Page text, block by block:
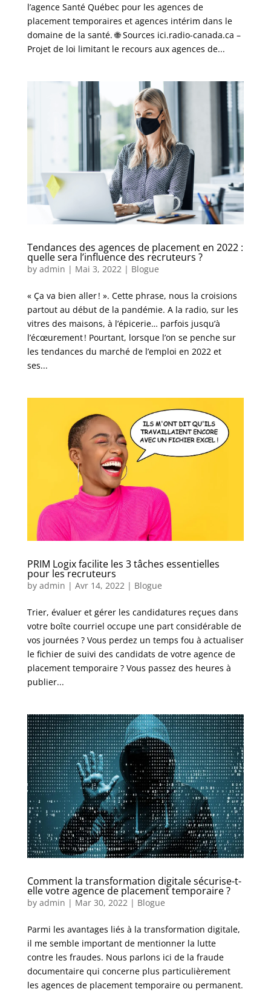
l’agence Santé Québec pour les agences de
placement temporaires et agences intérim dans le
domaine de la santé. 🌐 Sources ici.radio-canada.ca –
Projet de loi limitant le recours aux agences de...
Tendances des agences de placement en 2022 :
quelle sera l’influence des recruteurs ?
by admin | Mai 3, 2022| Blogue
« Ça va bien aller ! ». Cette phrase, nous la croisions
partout au début de la pandémie. A la radio, sur les
vitres des maisons, à l’épicerie… parfois jusqu’à
l’écœurement ! Pourtant, lorsque l’on se penche sur
les tendances du marché de l’emploi en 2022 et
ses...
PRIM Logix facilite les 3 tâches essentielles
pour les recruteurs
by admin | Avr 14, 2022| Blogue
Trier, évaluer et gérer les candidatures reçues dans
votre boîte courriel occupe une part considérable de
vos journées ? Vous perdez un temps fou à actualiser
le fichier de suivi des candidats de votre agence de
placement temporaire ? Vous passez des heures à
publier...
Comment la transformation digitale sécurise-t-
elle votre agence de placement temporaire ?
by admin | Mar 30, 2022 | Blogue
Parmi les avantages liés à la transformation digitale,
il me semble important de mentionner la lutte
contre les fraudes. Nous parlons ici de la fraude
documentaire qui concerne plus particulièrement
les agences de placement temporaire ou permanent.